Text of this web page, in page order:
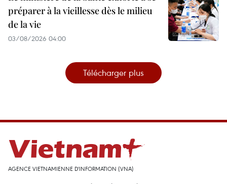
préparer à la vieillesse dès le milieu
de la vie
03/08/2026 04:00
Télécharger plus
AGENCE VIETNAMIENNE D'INFORMATION (VNA)